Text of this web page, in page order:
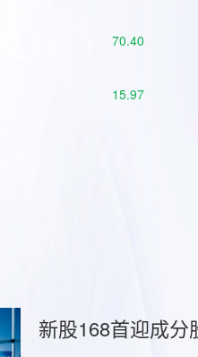
70.40
15.97
新股168首迎成